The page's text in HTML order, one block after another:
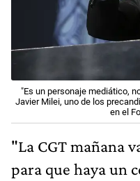
"Es un personaje mediático,
Javier Milei, uno de los
en el
"La CGT mañana
para que haya un